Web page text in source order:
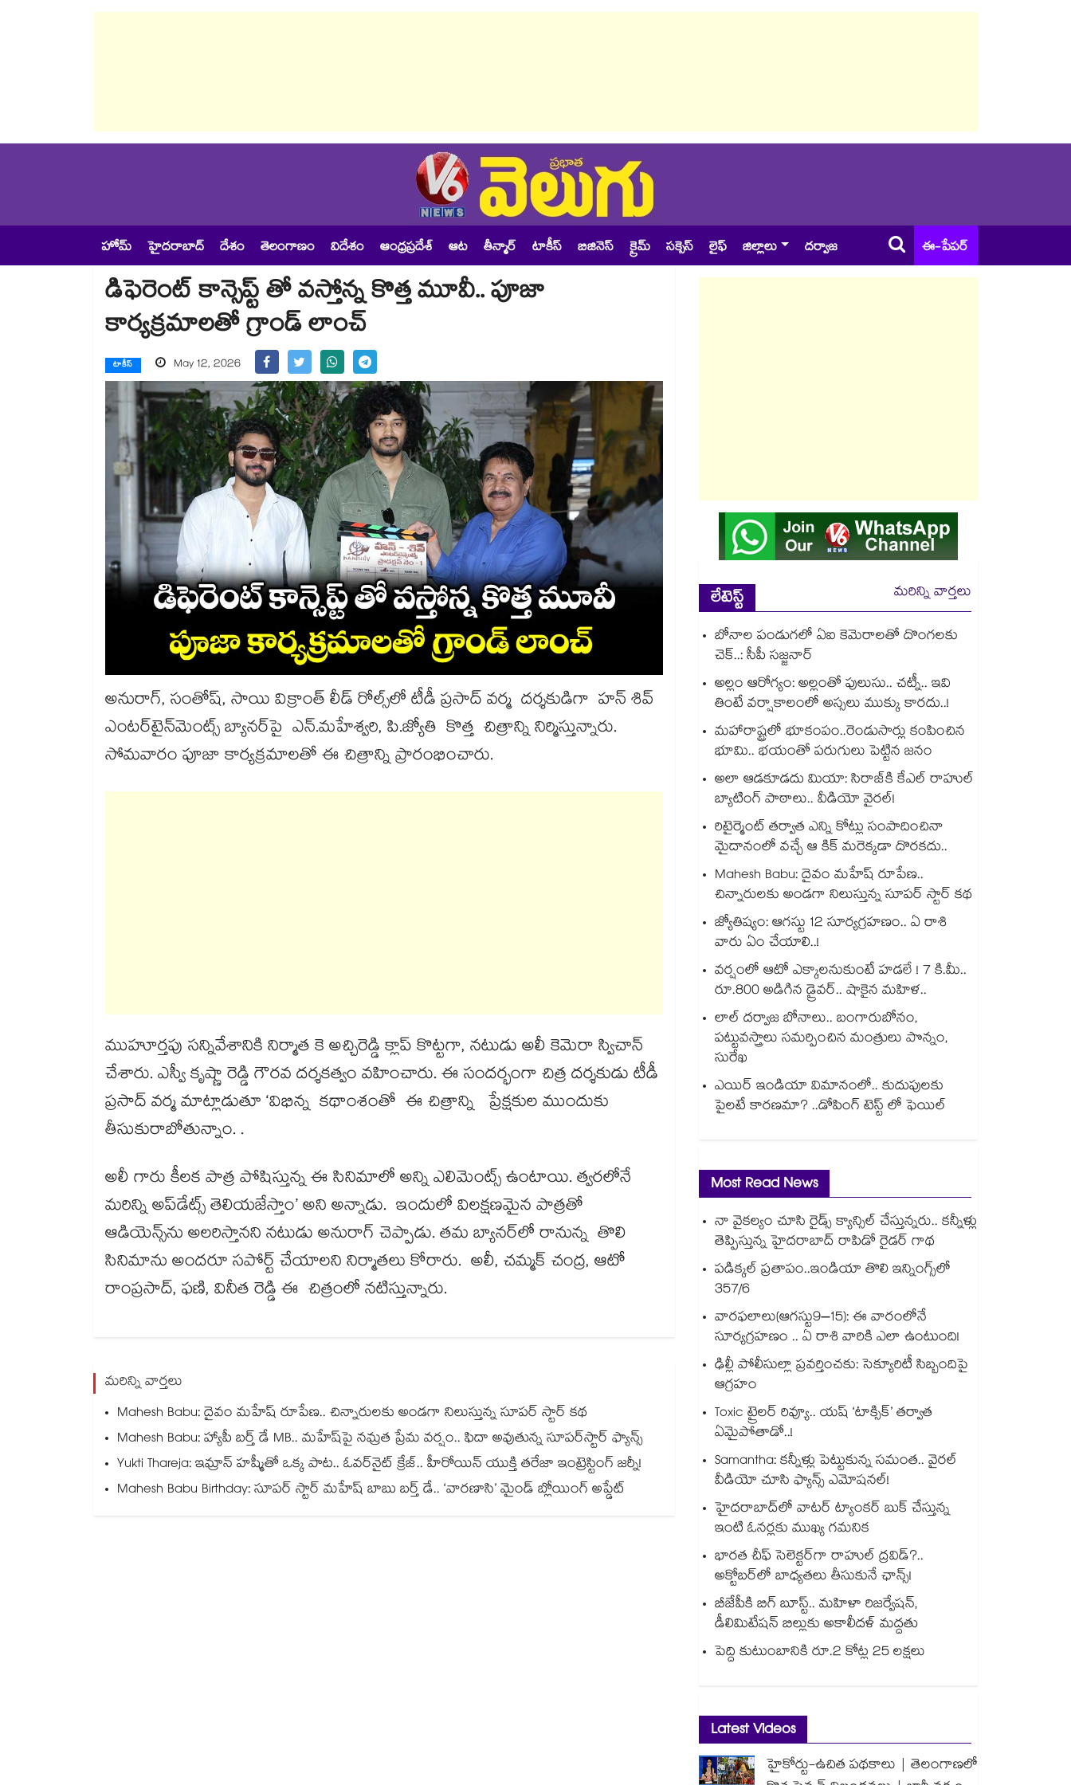
హోమ్ హైదరాబాద్ దేశం తెలంగాణం విదేశం ఆంధ్రప్రదేశ్ ఆట తీన్మార్ టాకీస్ బిజినెస్ క్రైమ్ సక్సెస్ లైఫ్ జిల్లాలు దర్వాజ ఈ-పేపర్
డిఫెరెంట్ కాన్సెప్ట్ తో వస్తోన్న కొత్త మూవీ.. పూజా
కార్యక్రమాలతో గ్రాండ్‌ లాంచ్
టాకీస్ May 12, 2026
అనురాగ్‌‌‌‌, సంతోష్‌‌‌‌, సాయి విక్రాంత్ లీడ్ రోల్స్‌‌‌‌లో టీడీ ప్రసాద్ వర్మ దర్శకుడిగా హ‌‌‌‌న్ శివ్
ఎంట‌‌‌‌ర్‌‌‌‌టైన్‌‌‌‌మెంట్స్‌‌‌‌ బ్యానర్‌‌‌‌‌‌‌‌పై ఎన్‌‌‌‌.మ‌‌‌‌హేశ్వరి, పి.జ్యోతి కొత్త చిత్రాన్ని నిర్మిస్తున్నారు.
సోమవారం పూజా కార్యక్రమాలతో ఈ చిత్రాన్ని ప్రారంభించారు.
ముహూర్తపు సన్నివేశానికి నిర్మాత కె అచ్చిరెడ్డి క్లాప్ కొట్టగా, నటుడు అలీ కెమెరా స్విచాన్
చేశారు. ఎస్వీ కృష్ణా రెడ్డి గౌరవ దర్శకత్వం వహించారు. ఈ సందర్భంగా చిత్ర దర్శకుడు టీడీ
ప్రసాద్ వర్మ మాట్లాడుతూ ‘విభిన్న క‌‌‌‌థాంశంతో ఈ చిత్రాన్ని ప్రేక్షకుల‌‌‌‌ ముందుకు
తీసుకురాబోతున్నాం. .
అలీ గారు కీలక పాత్ర పోషిస్తున్న ఈ సినిమాలో అన్ని ఎలిమెంట్స్ ఉంటాయి. త్వరలోనే
మరిన్ని అప్‌‌‌‌డేట్స్ తెలియజేస్తాం’ అని అన్నాడు. ఇందులో విలక్షణమైన పాత్రతో
ఆడియెన్స్‌‌‌‌ను అలరిస్తానని నటుడు అనురాగ్ చెప్పాడు. తమ బ్యానర్‌‌‌‌‌‌‌‌లో రానున్న తొలి
సినిమాను అందరూ సపోర్ట్ చేయాలని నిర్మాతలు కోరారు. అలీ, చ‌‌‌‌మ్మక్ చంద్ర, ఆటో
రాంప్రసాద్‌‌‌‌, ఫ‌‌‌‌ణి, వినీత రెడ్డి ఈ చిత్రంలో నటిస్తున్నారు.
మరిన్ని వార్తలు
Mahesh Babu: దైవం మహేష్ రూపేణ.. చిన్నారులకు అండగా నిలుస్తున్న సూపర్ స్టార్ కథ
Mahesh Babu: హ్యాపీ బర్త్ డే MB.. మహేష్‌పై నమ్రత ప్రేమ వర్షం.. ఫిదా అవుతున్న సూపర్‌స్టార్ ఫ్యాన్స్
Yukti Thareja: ఇమ్రాన్ హష్మీతో ఒక్క పాట.. ఓవర్‌నైట్ క్రేజ్.. హీరోయిన్ యుక్తి తరేజా ఇంట్రెస్టింగ్ జర్నీ!
Mahesh Babu Birthday: సూపర్ స్టార్ మహేష్ బాబు బర్త్ డే.. ‘వారణాసి’ మైండ్ బ్లోయింగ్ అప్డేట్
లేటెస్ట్
మరిన్ని వార్తలు
బోనాల పండుగలో ఏఐ కెమెరాలతో దొంగలకు
చెక్..: సీపీ సజ్జనార్
అల్లం ఆరోగ్యం: అల్లంతో పులుసు.. చట్నీ.. ఇవి
తింటే వర్షాకాలంలో అస్సలు ముక్కు కారదు..!
మహారాష్ట్రలో భూకంపం..రెండుసార్లు కంపించిన
భూమి.. భయంతో పరుగులు పెట్టిన జనం
అలా ఆడకూడదు మియా: సిరాజ్‌కి కేఎల్ రాహుల్
బ్యాటింగ్ పాఠాలు.. వీడియో వైరల్!
రిటైర్మెంట్ తర్వాత ఎన్ని కోట్లు సంపాదించినా
మైదానంలో వచ్చే ఆ కిక్ మరెక్కడా దొరకదు..
Mahesh Babu: దైవం మహేష్ రూపేణ..
చిన్నారులకు అండగా నిలుస్తున్న సూపర్ స్టార్ కథ
జ్యోతిష్యం: ఆగస్టు 12 సూర్యగ్రహణం.. ఏ రాశి
వారు ఏం చేయాలి..!
వర్షంలో ఆటో ఎక్కాలనుకుంటే హడలే ! 7 కి.మీ..
రూ.800 అడిగిన డ్రైవర్.. షాకైన మహిళ..
లాల్ దర్వాజ బోనాలు.. బంగారుబోనం,
పట్టువస్త్రాలు సమర్పించిన మంత్రులు పొన్నం,
సురేఖ
ఎయిర్ ఇండియా విమానంలో.. కుదుపులకు
పైలటే కారణమా? ..డోపింగ్ టెస్ట్ లో ఫెయిల్
Most Read News
నా వైకల్యం చూసి రైడ్స్ క్యాన్సిల్ చేస్తున్నరు.. కన్నీళ్లు
తెప్పిస్తున్న హైదరాబాద్ రాపిడో రైడర్ గాథ
పడిక్కల్‌‌ ప్రతాపం..ఇండియా తొలి ఇన్నింగ్స్‌‌లో
357/6
వారఫలాలు(ఆగస్టు9–15): ఈ వారంలోనే
సూర్యగ్రహణం .. ఏ రాశి వారికి ఎలా ఉంటుంది!
ఢిల్లీ పోలీసుల్లా ప్రవర్తించకు: సెక్యూరిటీ సిబ్బందిపై
ఆగ్రహం
Toxic ట్రైలర్ రివ్యూ.. యష్ ‘టాక్సిక్’ తర్వాత
ఏమైపోతాడో..!
Samantha: కన్నీళ్లు పెట్టుకున్న సమంత.. వైరల్
వీడియో చూసి ఫ్యాన్స్ ఎమోషనల్!
హైదరాబాద్⁪లో వాటర్ ట్యాంకర్ బుక్ చేస్తున్న
ఇంటి ఓనర్లకు ముఖ్య గమనిక
భారత చీఫ్ సెలెక్టర్⁬గా రాహుల్ ద్రవిడ్?..
అక్టోబర్‌లో బాధ్యతలు తీసుకునే ఛాన్స్!
బీజేపీకి బిగ్ బూస్ట్.. మహిళా రిజర్వేషన్,
డీలిమిటేషన్ బిల్లుకు అకాలీదళ్ మద్దతు
పెద్ది కుటుంబానికి రూ.2 కోట్ల 25 లక్షలు
Latest Videos
హైకోర్టు-ఉచిత పథకాలు | తెలంగాణలో